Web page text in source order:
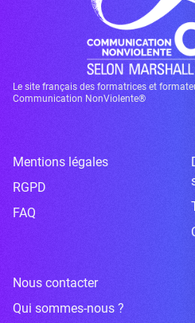
Le site français des formatrices et
Communication NonViolente®
Mentions légales
RGPD
FAQ
Nous contacter
Qui sommes-nous ?